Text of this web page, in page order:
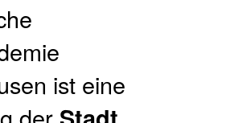
ist eine